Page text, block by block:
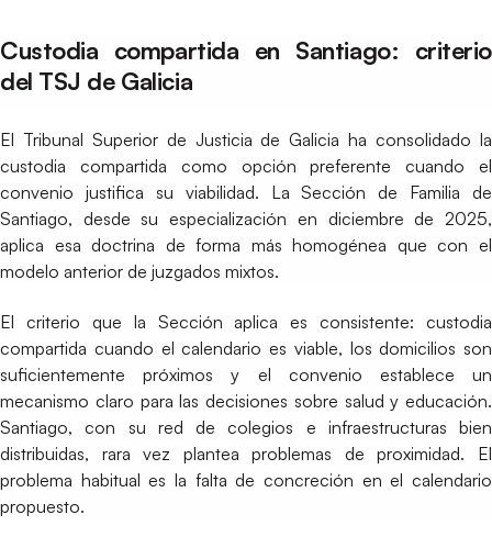
Custodia compartida en Santiago: criterio
del TSJ de Galicia
El Tribunal Superior de Justicia de Galicia ha consolidado la
custodia compartida como opción preferente cuando el
convenio justifica su viabilidad. La Sección de Familia de
Santiago, desde su especialización en diciembre de 2025,
aplica esa doctrina de forma más homogénea que con el
modelo anterior de juzgados mixtos.
El criterio que la Sección aplica es consistente: custodia
compartida cuando el calendario es viable, los domicilios son
suficientemente próximos y el convenio establece un
mecanismo claro para las decisiones sobre salud y educación.
Santiago, con su red de colegios e infraestructuras bien
distribuidas, rara vez plantea problemas de proximidad. El
problema habitual es la falta de concreción en el calendario
propuesto.